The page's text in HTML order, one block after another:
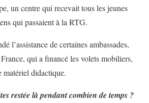
un centre qui recevait tous les jeunes
qui passaient à la RTG.
l’assistance de certaines ambassades,
qui a financé les volets mobiliers,
matériel didactique.
restée là pendant combien de temps ?